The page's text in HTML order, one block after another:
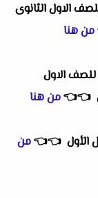
الكترونى كيمياء الباب الأول رقم 1 للصف الاول الثانوى
من هنا
امتحان الكترونى كيمياء الباب الأول رقم 2 للصف الاول
👈
👈من هنا
الأول 👈
👈من